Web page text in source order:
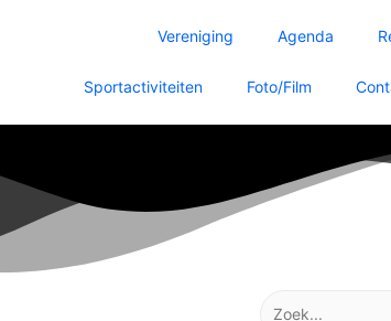
Vereniging Agenda
Sportactiviteiten Foto/Film